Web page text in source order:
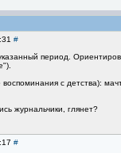
#
период.
воспоминания с детства):
журнальчики, глянет?
#